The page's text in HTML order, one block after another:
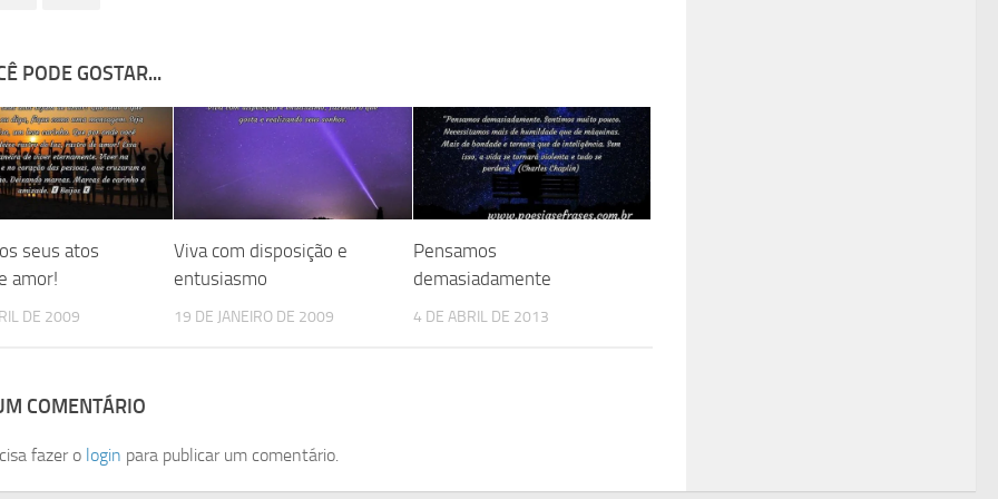
PODE GOSTAR...
seus atos
amor!
DE 2009
Viva com disposição e
entusiasmo
19 DE JANEIRO DE 2009
Pensamos
demasiadamente
4 DE ABRIL DE 2013
COMENTÁRIO
fazer o login para publicar um comentário.